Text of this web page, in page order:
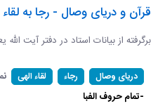
قرآن و دریای وصال - رجا به لقاء
برگرفته از بیانات استاد در دفتر آیت الله
دریای وصال رجاء لقاء الهی
-تمام حروف الفبا